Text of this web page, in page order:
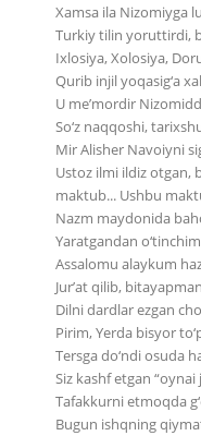
Xamsa ila Nizomiyga
Turkiy tilin yoruttirdi,
Ixlosiya, Xolosiya,
Qurib injil yoqasig‘a
U me’mordir
So‘z naqqoshi,
Mir Alisher Navoiyni
Ustoz ilmi ildiz otgan,
maktub... Ushbu
Nazm maydonida
Yaratgandan
Assalomu alaykum
Jur’at qilib,
Dilni dardlar ezgan
Pirim, Yerda bisyor
Tersga do‘ndi osuda
Siz kashf etgan “oynai
Tafakkurni etmoqda
Bugun ishqning